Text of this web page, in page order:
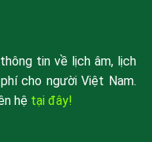
tin về lịch âm, lịch
cho người Việt Nam.
hệ tại đây!